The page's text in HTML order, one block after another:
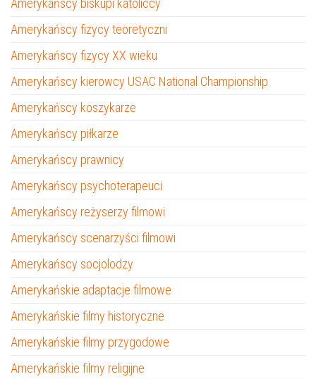
Amerykańscy biskupi katoliccy
Amerykańscy fizycy teoretyczni
Amerykańscy fizycy XX wieku
Amerykańscy kierowcy USAC National Championship
Amerykańscy koszykarze
Amerykańscy piłkarze
Amerykańscy prawnicy
Amerykańscy psychoterapeuci
Amerykańscy reżyserzy filmowi
Amerykańscy scenarzyści filmowi
Amerykańscy socjolodzy
Amerykańskie adaptacje filmowe
Amerykańskie filmy historyczne
Amerykańskie filmy przygodowe
Amerykańskie filmy religijne